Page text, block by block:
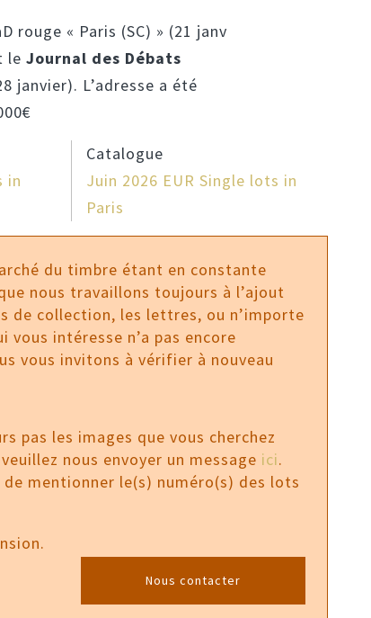
rouge « Paris (SC) » (21 janv
le Journal des Débats
janvier). L’adresse a été
in
Catalogue
Juin 2026 EUR Single lots in
Paris
du timbre étant en constante
nous travaillons toujours à l’ajout
de collection, les lettres, ou n’importe
intéresse n’a pas encore
vous invitons à vérifier à nouveau
pas les images que vous cherchez
nous envoyer un message ici.
mentionner le(s) numéro(s) des lots
Nous contacter